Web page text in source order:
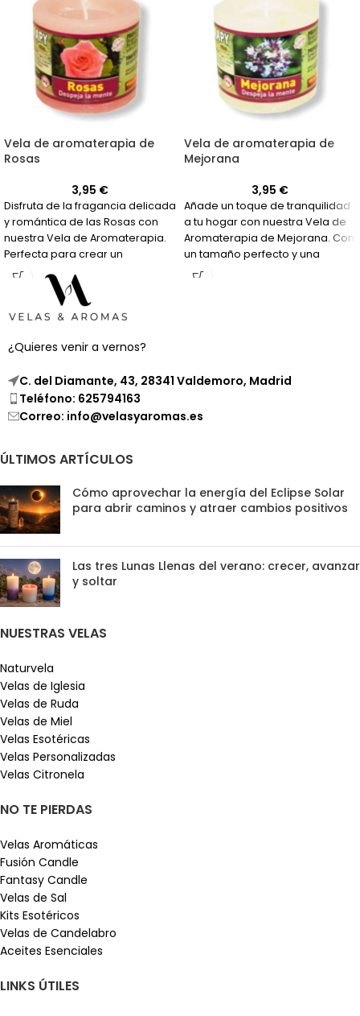
Vela de aromaterapia de
Rosas
3,95 €
Disfruta de la fragancia delicada
y romántica de las Rosas con
nuestra Vela de Aromaterapia.
Perfecta para crear un
ambiente relajante y aromático.
Vela de aromaterapia de
Mejorana
3,95 €
Añade un toque de tranquilidad
a tu hogar con nuestra Vela de
Aromaterapia de Mejorana. Con
un tamaño perfecto y una
fragancia relajante, es ideal
¿Quieres venir a vernos?
C. del Diamante, 43, 28341 Valdemoro, Madrid
Teléfono: 625794163
Correo: info@velasyaromas.es
ÚLTIMOS ARTÍCULOS
Cómo aprovechar la energía del Eclipse Solar
para abrir caminos y atraer cambios positivos
Las tres Lunas Llenas del verano: crecer, avanzar
y soltar
NUESTRAS VELAS
Naturvela
Velas de Iglesia
Velas de Ruda
Velas de Miel
Velas Esotéricas
Velas Personalizadas
Velas Citronela
NO TE PIERDAS
Velas Aromáticas
Fusión Candle
Fantasy Candle
Velas de Sal
Kits Esotéricos
Velas de Candelabro
Aceites Esenciales
LINKS ÚTILES